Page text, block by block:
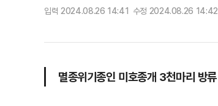
입력 2024.08.26 14:41 수정 2024.08.26 14:42
멸종위기종인 미호종개 3천마리 방류